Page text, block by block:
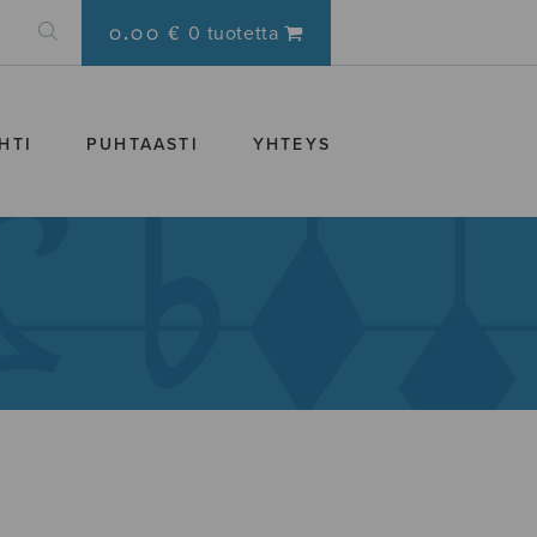
0.00 € 0 tuotetta
PUHTAASTI YHTEYS